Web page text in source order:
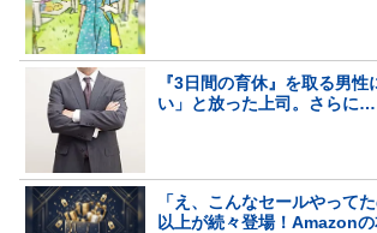
『3日間の育休』を取る男
い」と放った上司。さらに…
「え、こんなセールやって
以上が続々登場！Amazon